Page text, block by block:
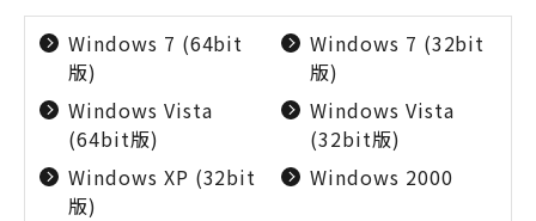
Windows 7 (64bit
版)
Windows 7 (32bit
版)
Windows Vista
(64bit版)
Windows Vista
(32bit版)
Windows XP (32bit
版)
Windows 2000